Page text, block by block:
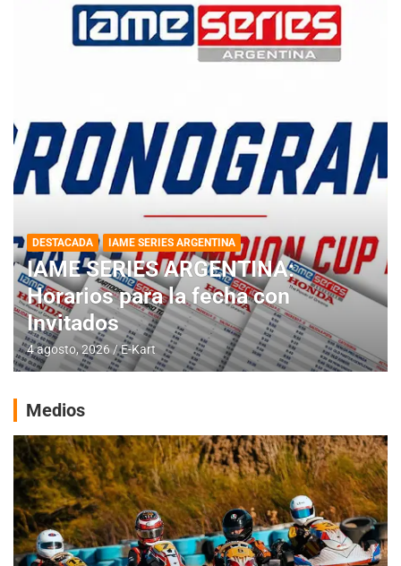
DESTACADA IAME SERIES ARGENTINA
IAME SERIES ARGENTINA:
Horarios para la fecha con
Invitados
4 agosto, 2026 E-Kart
Medios